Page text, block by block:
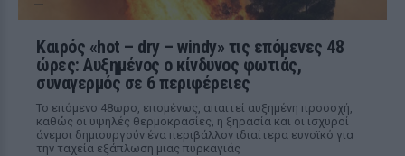
Καιρός «hot – dry – windy» τις επόμενες 48
ώρες: Αυξημένος ο κίνδυνος φωτιάς,
συναγερμός σε 6 περιφέρειες
Το επόμενο 48ωρο, επομένως, απαιτεί αυξημένη προσοχή,
καθώς οι υψηλές θερμοκρασίες, η ξηρασία και οι ισχυροί
άνεμοι δημιουργούν ένα περιβάλλον ιδιαίτερα ευνοϊκό για
την ταχεία εξάπλωση μιας πυρκαγιάς